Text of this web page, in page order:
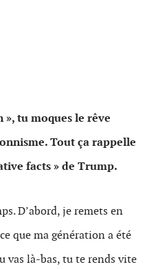
», tu moques le rêve
Tout ça rappelle
facts » de Trump.
D’abord, je remets en
que ma génération a été
vas là-bas, tu te rends vite